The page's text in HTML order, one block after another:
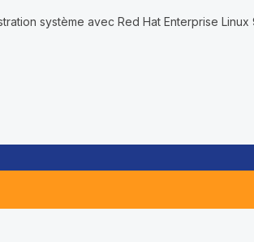
système avec Red Hat Enterprise